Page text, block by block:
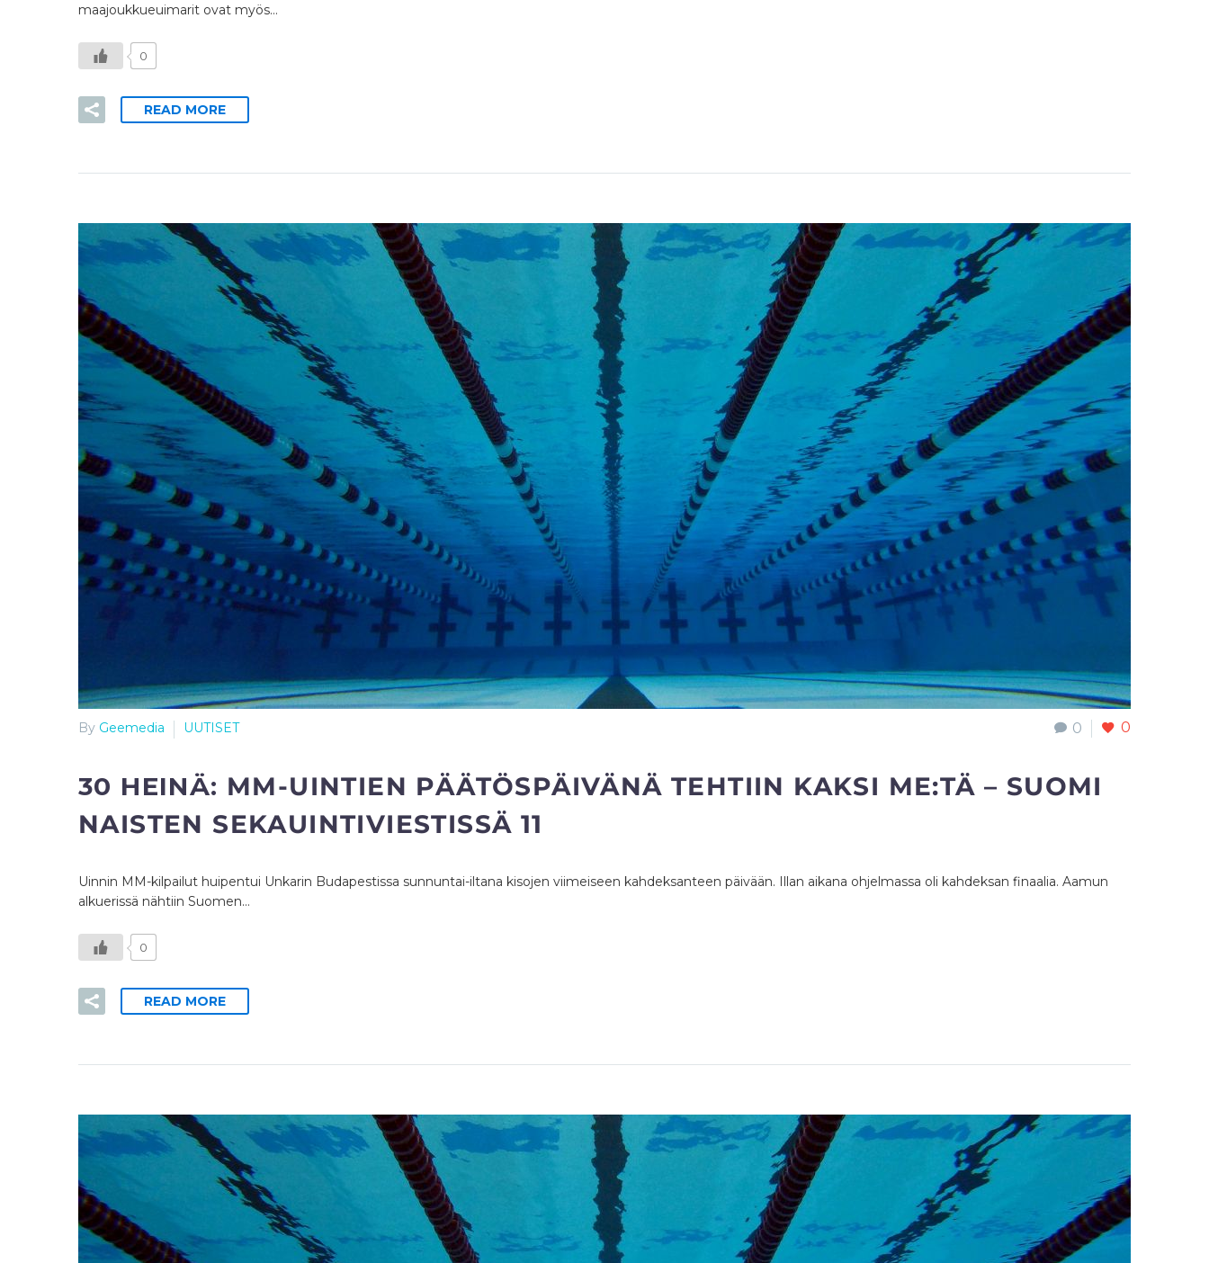
maajoukkueuimarit ovat myös…
0
READ MORE
0 0
By Geemedia UUTISET
30 HEINÄ: MM-UINTIEN PÄÄTÖSPÄIVÄNÄ TEHTIIN KAKSI ME:TÄ – SUOMI
NAISTEN SEKAUINTIVIESTISSÄ 11
Uinnin MM-kilpailut huipentui Unkarin Budapestissa sunnuntai-iltana kisojen viimeiseen kahdeksanteen päivään. Illan aikana ohjelmassa oli kahdeksan finaalia. Aamun
alkuerissä nähtiin Suomen…
0
READ MORE